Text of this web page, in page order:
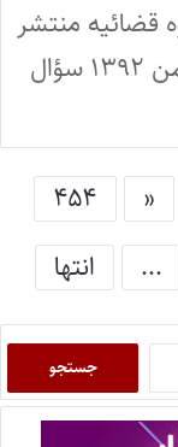
قضائیه منتشر
شده در روزنامه رسمی مورخ ۲۳ بهمن ۱۳۹۲ سؤال
«
۴۵۴
... انتها